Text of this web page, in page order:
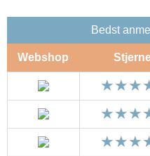
Bedst
Webshop